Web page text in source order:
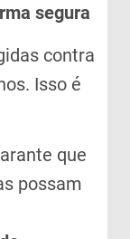
segura
contra
Isso é
que
possam